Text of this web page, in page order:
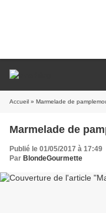
Accueil » Marmelade de
Marmelade de
Publié le 01/05/2017 à 17:49
Par BlondeGourmette